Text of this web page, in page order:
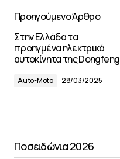
Προηγούμενο Άρθρο
Στην Ελλάδα τα
προηγμένα ηλεκτρικά
αυτοκίνητα της Dongfeng
Auto-Moto 28/03/2025
Ποσειδώνια 2026